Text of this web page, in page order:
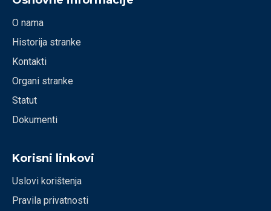
O nama
Historija stranke
Kontakti
Organi stranke
Statut
Dokumenti
Korisni linkovi
Uslovi korištenja
Pravila privatnosti